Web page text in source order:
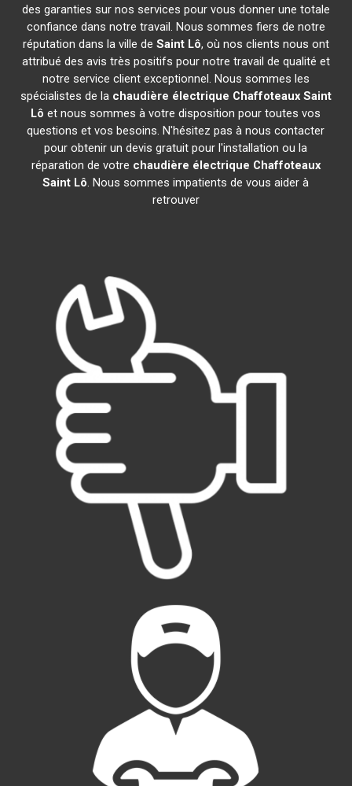
des garanties sur nos services pour vous donner une totale
confiance dans notre travail. Nous sommes fiers de notre
réputation dans la ville de Saint Lô, où nos clients nous ont
attribué des avis très positifs pour notre travail de qualité et
notre service client exceptionnel. Nous sommes les
spécialistes de la chaudière électrique Chaffoteaux Saint
Lô et nous sommes à votre disposition pour toutes vos
questions et vos besoins. N'hésitez pas à nous contacter
pour obtenir un devis gratuit pour l'installation ou la
réparation de votre chaudière électrique Chaffoteaux
Saint Lô. Nous sommes impatients de vous aider à
retrouver